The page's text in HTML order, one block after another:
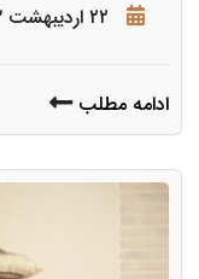
۲۲ اردیبهشت ۱۴۰۳
ادامه مطلب